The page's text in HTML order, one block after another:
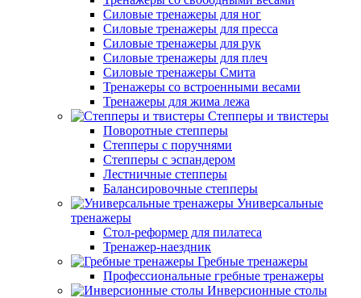
Силовые тренажеры для ног
Силовые тренажеры для пресса
Силовые тренажеры для рук
Силовые тренажеры для плеч
Силовые тренажеры Смита
Тренажеры со встроенными весами
Тренажеры для жима лежа
Степперы и твистеры
Поворотные степперы
Степперы с поручнями
Степперы с эспандером
Лестничные степперы
Балансировочные степперы
Универсальные
тренажеры
Стол-реформер для пилатеса
Тренажер-наездник
Гребные тренажеры
Профессиональные гребные тренажеры
Инверсионные столы